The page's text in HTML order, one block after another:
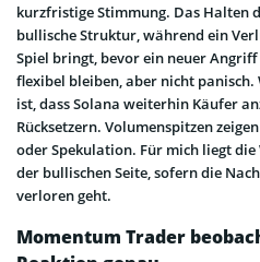
kurzfristige Stimmung. Das Halten
bullische Struktur, während ein
Spiel bringt, bevor ein neuer
flexibel bleiben, aber nicht
ist, dass Solana weiterhin Käufer
Rücksetzern. Volumenspitzen
oder Spekulation. Für mich liegt
der bullischen Seite, sofern die
verloren geht.
Momentum Trader